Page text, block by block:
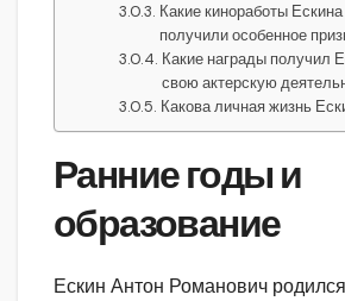
Какие киноработы
получили особенное
Какие награды получил
свою актерскую
Какова личная жизнь
Ранние годы и
образование
Ескин Антон Романович